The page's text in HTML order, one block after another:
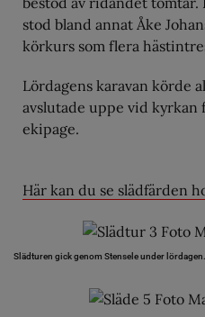
stod bland annat Åke
körkurs som flera
Lördagens karavan körde
avslutade uppe vid kyrkan
ekipage.
Här kan du se slädfärden
Slädturen gick genom Stensele under lördagen.